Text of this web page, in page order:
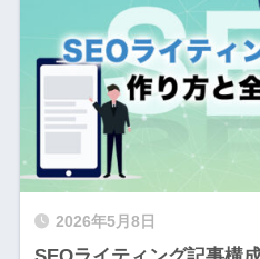
2026年5月8日